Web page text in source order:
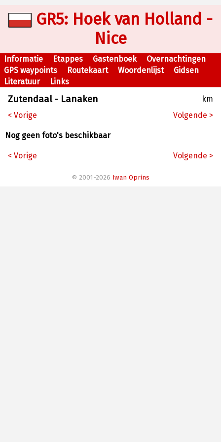
GR5: Hoek van Holland -
Nice
Informatie Etappes Gastenboek
Overnachtingen
GPS waypoints
Routekaart Woordenlijst
Gidsen
Literatuur
Links
Zutendaal - Lanaken
km
< Vorige
Volgende >
Nog geen foto's beschikbaar
< Vorige Volgende >
© 2001-2026 Iwan Oprins